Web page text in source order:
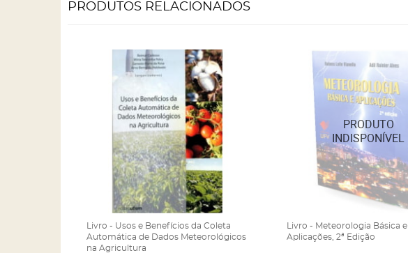
PRODUTOS RELACIONADOS
Livro - Usos e Benefícios da Coleta
Automática de Dados Meteorológicos
na Agricultura
Livro - Meteorologia Básica e
Aplicações, 2ª Edição